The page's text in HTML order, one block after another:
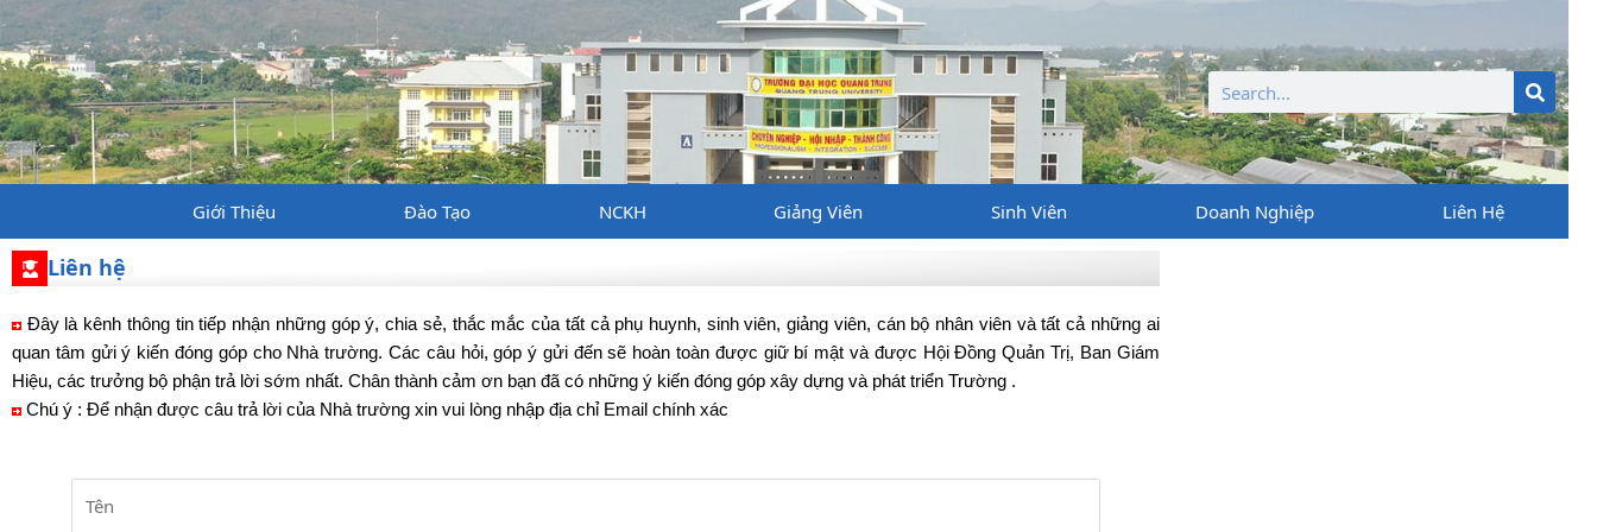
Tìm
kiếm
Giới Thiệu Đào Tạo NCKH Giảng Viên Sinh Viên Doanh Nghiệp Liên Hệ
Liên hệ
Đây là kênh thông tin tiếp nhận những góp ý, chia sẻ, thắc mắc của tất cả phụ huynh, sinh viên, giảng viên, cán bộ nhân viên và tất cả những ai
quan tâm gửi ý kiến đóng góp cho Nhà trường. Các câu hỏi, góp ý gửi đến sẽ hoàn toàn được giữ bí mật và được Hội Đồng Quản Trị, Ban Giám
Hiệu, các trưởng bộ phận trả lời sớm nhất. Chân thành cảm ơn bạn đã có những ý kiến đóng góp xây dựng và phát triển Trường .
Chú ý : Để nhận được câu trả lời của Nhà trường xin vui lòng nhập địa chỉ Email chính xác